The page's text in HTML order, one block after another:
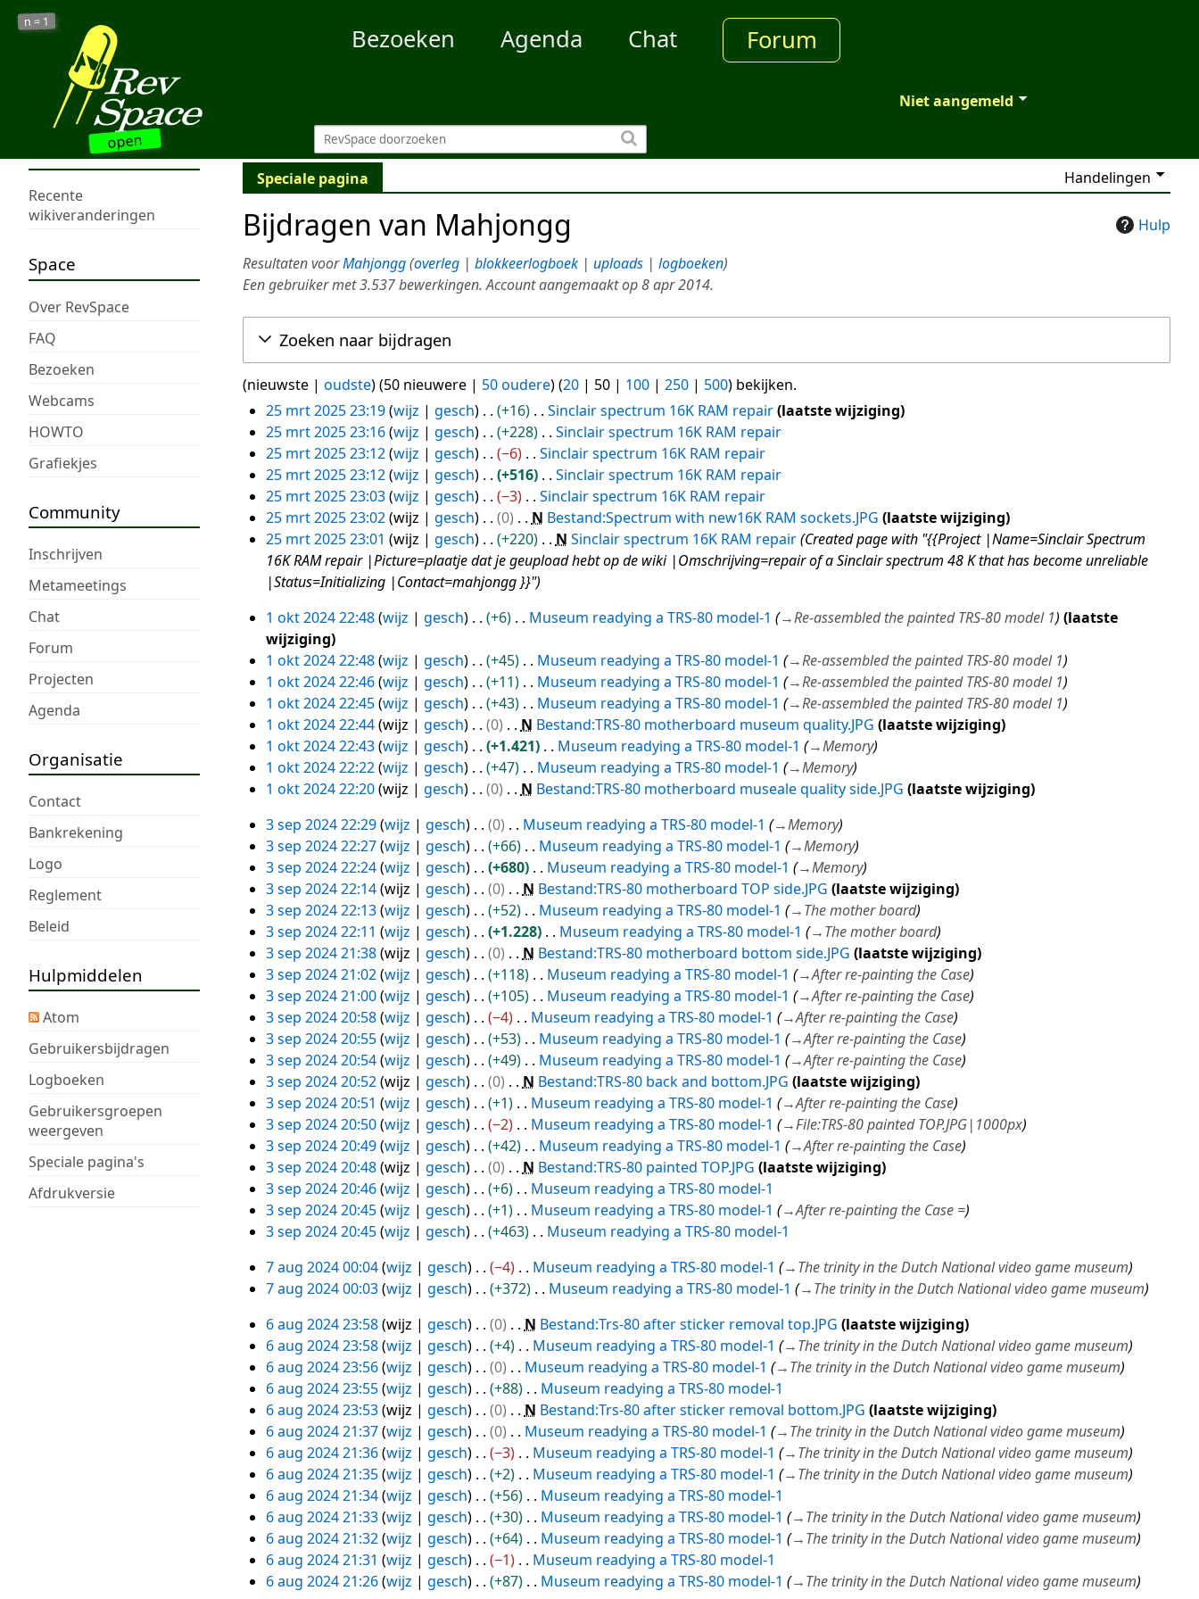
open
n = 1
Bezoeken Agenda Chat Forum
Niet aangemeld
Recente
wikiveranderingen
Space
Over RevSpace
FAQ
Bezoeken
Webcams
HOWTO
Grafiekjes
Community
Inschrijven
Metameetings
Chat
Forum
Projecten
Agenda
Organisatie
Contact
Bankrekening
Logo
Reglement
Beleid
Hulpmiddelen
Atom
Gebruikersbijdragen
Logboeken
Gebruikersgroepen
weergeven
Speciale pagina's
Afdrukversie
Speciale pagina Handelingen
Hulp
Bijdragen van Mahjongg
Resultaten voorMahjongg overleg blokkeerlogboek uploads
logboeken
Een gebruiker met 3.537 bewerkingen. Account aangemaakt op 8 apr 2014.
Zoeken naar bijdragen
(nieuwste | oudste) (50 nieuwere | 50 oudere) (20 | 50 | 100 | 250 | 500) bekijken.
25
mrt
2025
25 mrt 2025 23:19 wijz gesch +16
Sinclair spectrum 16K RAM repair
G
e
e
n
b
e
w
e
k
i
n
g
s
s
a
m
e
n
v
a
t
t
i
n
g
laatste wijziging
25 mrt 2025 23:16 wijz gesch +228
Sinclair spectrum 16K RAM repair
G
e
e
n
b
e
w
r
k
n
g
s
s
a
m
e
n
v
a
t
t
i
n
g
25 mrt 2025 23:12 wijz gesch −6
Sinclair spectrum 16K RAM repair
G
e
e
n
b
e
e
r
k
n
g
s
s
a
m
e
n
v
a
t
t
i
n
g
25 mrt 2025 23:12 wijz gesch +516
Sinclair spectrum 16K RAM repair
G
e
e
n
b
w
e
r
k
n
g
s
s
a
m
e
n
v
a
t
t
i
n
g
25 mrt 2025 23:03 wijz gesch −3
Sinclair spectrum 16K RAM repair
G
e
e
n
e
w
e
r
k
n
g
s
s
a
m
e
n
v
a
t
t
i
n
g
25 mrt 2025 23:02 wijz gesch 0 N Bestand:Spectrum with new16K RAM sockets.JPG
G
e
e
b
e
w
e
r
k
n
g
s
s
a
m
e
n
v
a
t
t
i
n
g
laatste wijziging
25 mrt 2025 23:01 wijz gesch +220 N Sinclair spectrum 16K RAM repair Created page with "{{Project |Name=Sinclair Spectrum
16K RAM repair |Picture=plaatje dat je geupload hebt op de wiki |Omschrijving=repair of a Sinclair spectrum 48 K that has become unreliable
|Status=Initializing |Contact=mahjongg }}"
1
okt
2024
1 okt 2024 22:48 wijz gesch +6 Museum readying a TRS-80 model-1 →Re-assembled the painted TRS-80 model 1
laatste
wijziging
1 okt 2024 22:48 wijz gesch +45 Museum readying a TRS-80 model-1 →Re-assembled the painted TRS-80 model 1
1 okt 2024 22:46 wijz gesch +11 Museum readying a TRS-80 model-1 →Re-assembled the painted TRS-80 model 1
1 okt 2024 22:45 wijz gesch +43 Museum readying a TRS-80 model-1 →Re-assembled the painted TRS-80 model 1
1 okt 2024 22:44 wijz gesch 0 N Bestand:TRS-80 motherboard museum quality.JPG
G
e
e
b
e
w
e
r
k
i
n
g
s
s
a
m
e
n
v
a
t
t
i
n
g
laatste wijziging
1 okt 2024 22:43 wijz gesch +1.421 Museum readying a TRS-80 model-1 →Memory
1 okt 2024 22:22 wijz gesch +47 Museum readying a TRS-80 model-1 →Memory
1 okt 2024 22:20 wijz gesch 0 N Bestand:TRS-80 motherboard museale quality side.JPG
e
e
n
b
e
w
e
r
k
i
n
g
s
s
a
m
e
n
v
a
t
t
n
g
laatste wijziging
3
sep
2024
3 sep 2024 22:29 wijz gesch 0 Museum readying a TRS-80 model-1 →Memory
3 sep 2024 22:27 wijz gesch +66 Museum readying a TRS-80 model-1 →Memory
3 sep 2024 22:24 wijz gesch +680 Museum readying a TRS-80 model-1 →Memory
3 sep 2024 22:14 wijz gesch 0 N Bestand:TRS-80 motherboard TOP side.JPG
G
e
e
n
b
e
w
e
r
k
i
n
g
s
s
a
e
n
v
a
t
t
i
n
g
laatste wijziging
3 sep 2024 22:13 wijz gesch +52 Museum readying a TRS-80 model-1 →The mother board
3 sep 2024 22:11 wijz gesch +1.228 Museum readying a TRS-80 model-1 →The mother board
3 sep 2024 21:38 wijz gesch 0 N Bestand:TRS-80 motherboard bottom side.JPG
G
e
e
n
b
e
w
e
r
k
i
n
g
s
a
m
e
n
v
a
t
t
i
n
g
laatste wijziging
3 sep 2024 21:02 wijz gesch +118 Museum readying a TRS-80 model-1 →After re-painting the Case
3 sep 2024 21:00 wijz gesch +105 Museum readying a TRS-80 model-1 →After re-painting the Case
3 sep 2024 20:58 wijz gesch −4 Museum readying a TRS-80 model-1 →After re-painting the Case
3 sep 2024 20:55 wijz gesch +53 Museum readying a TRS-80 model-1 →After re-painting the Case
3 sep 2024 20:54 wijz gesch +49 Museum readying a TRS-80 model-1 →After re-painting the Case
3 sep 2024 20:52 wijz gesch 0 N Bestand:TRS-80 back and bottom.JPG
G
e
e
n
b
e
w
r
k
i
n
g
s
s
a
m
e
n
v
a
t
t
laatste wijziging
3 sep 2024 20:51 wijz gesch +1 Museum readying a TRS-80 model-1 →After re-painting the Case
3 sep 2024 20:50 wijz gesch −2 Museum readying a TRS-80 model-1 →File:TRS-80 painted TOP.JPG|1000px
3 sep 2024 20:49 wijz gesch +42 Museum readying a TRS-80 model-1 →After re-painting the Case
3 sep 2024 20:48 wijz gesch 0 N Bestand:TRS-80 painted TOP.JPG
G
e
e
b
e
w
e
r
k
i
n
g
s
s
a
m
e
n
laatste wijziging
3 sep 2024 20:46 wijz gesch +6
Museum readying a TRS-80 model-1
G
e
n
b
e
w
e
r
k
i
n
g
s
s
a
m
e
3 sep 2024 20:45 wijz gesch +1 Museum readying a TRS-80 model-1 →After re-painting the Case =
3 sep 2024 20:45 wijz gesch +463
Museum readying a TRS-80 model-1
e
e
n
b
e
w
e
r
k
i
n
g
s
s
a
7
aug
2024
7 aug 2024 00:04 wijz gesch −4 Museum readying a TRS-80 model-1 →The trinity in the Dutch National video game museum
7 aug 2024 00:03 wijz gesch +372 Museum readying a TRS-80 model-1 →The trinity in the Dutch National video game museum
6
aug
2024
6 aug 2024 23:58 wijz gesch 0 N Bestand:Trs-80 after sticker removal top.JPG
G
e
e
n
b
e
w
e
r
k
i
n
laatste wijziging
6 aug 2024 23:58 wijz gesch +4 Museum readying a TRS-80 model-1 →The trinity in the Dutch National video game museum
6 aug 2024 23:56 wijz gesch 0 Museum readying a TRS-80 model-1 →The trinity in the Dutch National video game museum
6 aug 2024 23:55 wijz gesch +88
Museum readying a TRS-80 model-1
G
e
e
n
b
e
w
e
r
6 aug 2024 23:53 wijz gesch 0 N Bestand:Trs-80 after sticker removal bottom.JPG
G
e
e
n
b
e
w
e
laatste wijziging
6 aug 2024 21:37 wijz gesch 0 Museum readying a TRS-80 model-1 →The trinity in the Dutch National video game museum
6 aug 2024 21:36 wijz gesch −3 Museum readying a TRS-80 model-1 →The trinity in the Dutch National video game museum
6 aug 2024 21:35 wijz gesch +2 Museum readying a TRS-80 model-1 →The trinity in the Dutch National video game museum
6 aug 2024 21:34 wijz gesch +56
Museum readying a TRS-80 model-1
G
e
e
n
6 aug 2024 21:33 wijz gesch +30 Museum readying a TRS-80 model-1 →The trinity in the Dutch National video game museum
6 aug 2024 21:32 wijz gesch +64 Museum readying a TRS-80 model-1 →The trinity in the Dutch National video game museum
6 aug 2024 21:31 wijz gesch −1
Museum readying a TRS-80 model-1
G
6 aug 2024 21:26 wijz gesch +87 Museum readying a TRS-80 model-1 →The trinity in the Dutch National video game museum